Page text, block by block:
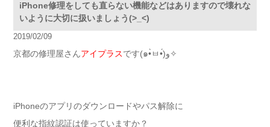
iPhone修理をしても直らない機能などはありますので壊れな
いように大切に扱いましょう(>_<)
2019/02/09
京都の修理屋さんアイプラス です(๑•̀ㅂ•́)و✧
iPhoneのアプリのダウンロードやパス解除に
便利な指紋認証は使っていますか？